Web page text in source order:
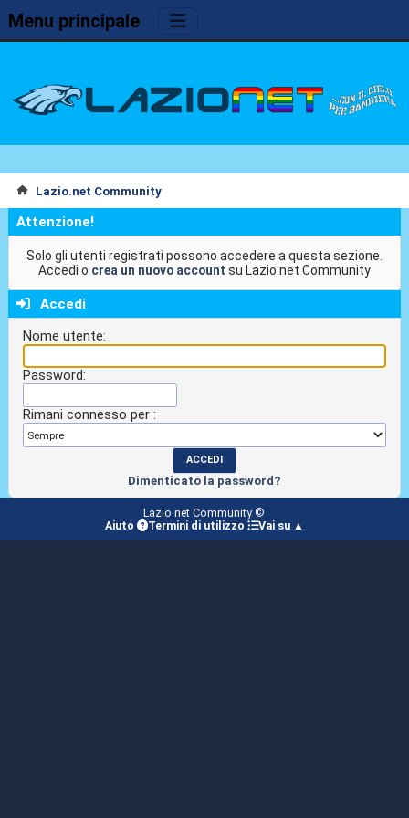
Menu principale
Lazio.net Community
Attenzione!
Solo gli utenti registrati possono accedere a questa sezione.
Accedi o crea un nuovo account su Lazio.net Community
Accedi
Nome utente:
Password:
Rimani connesso per :
Dimenticato la password?
Lazio.net Community ©
Aiuto
Termini di utilizzo Vai su ▲